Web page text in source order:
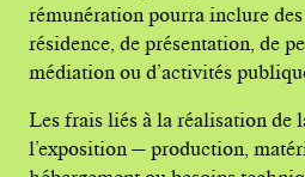
rémunération pourra inclure
résidence, de présentation, de
médiation ou d’activités
Les frais liés à la réalisation de
l’exposition — production,